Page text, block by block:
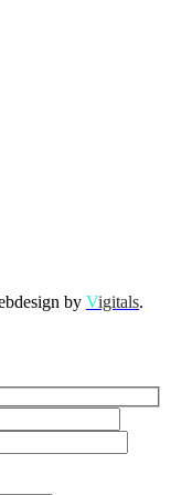
by Vigitals.